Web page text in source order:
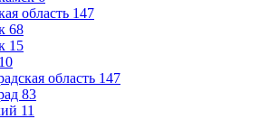
область 147
68
15
10
область 147
83
11